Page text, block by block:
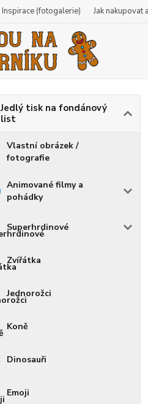
Inspirace (fotogalerie) Jak nakupovat
Jedlý tisk na fondánový
list
Vlastní obrázek /
fotografie
Animované filmy a
pohádky
Superhrdinové
Zvířátka
Jednorožci
Koně
Dinosauři
Emoji